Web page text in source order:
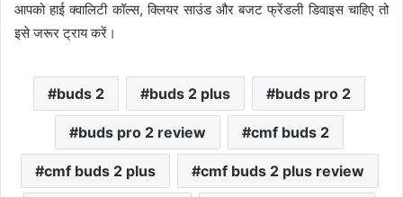
आपको हाई क्वालिटी कॉल्स, क्लियर साउंड और बजट फ्रेंडली डिवाइस चाहिए तो
इसे जरूर ट्राय करें।
buds 2 buds 2 plus buds pro 2
buds pro 2 review cmf buds 2
cmf buds 2 plus cmf buds 2 plus review